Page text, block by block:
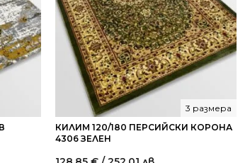
КИЛИМ 120/180 ПЕРСИЙСКИ КОРОНА
4306 ЗЕЛЕН
3 размера